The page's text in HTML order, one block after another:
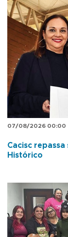
07/08/2026 00:00
Cacisc
Histórico